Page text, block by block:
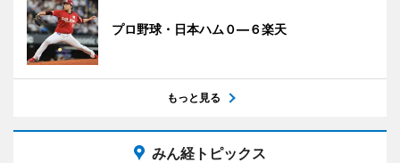
プロ野球・日本ハム０―６楽天
もっと見る
みん経トピックス